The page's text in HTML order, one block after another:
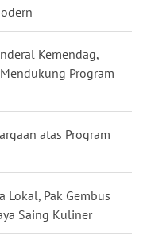
Kemendag,
Program
atas Program
Lokal, Pak Gembus
Saing Kuliner